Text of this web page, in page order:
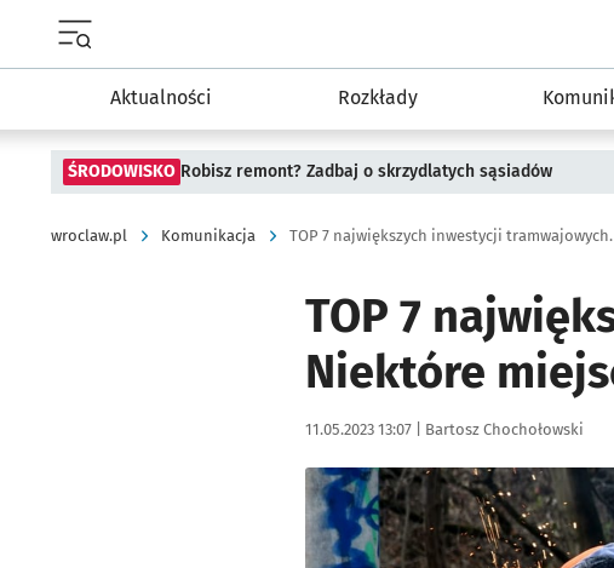
Aktualności Rozkłady
ŚRODOWISKO Robisz remont? Zadbaj o skrzydlatych sąsiadów
wroclaw.pl Komunikacja
TOP 7
Niektóre
Data publikacji:
11.05.2023 13:07 | Autor:
Bartosz Chochołowski
Kliknij, aby zobaczyć galerię